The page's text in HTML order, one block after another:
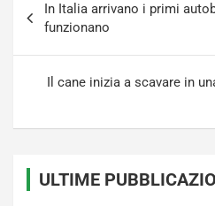
articoli
In Italia arrivano i primi
funzionano
Il cane inizia a scavare in
ULTIME